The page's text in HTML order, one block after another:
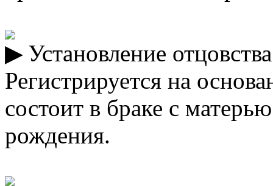
Установление
Регистрируется на
состоит в браке с
рождения.